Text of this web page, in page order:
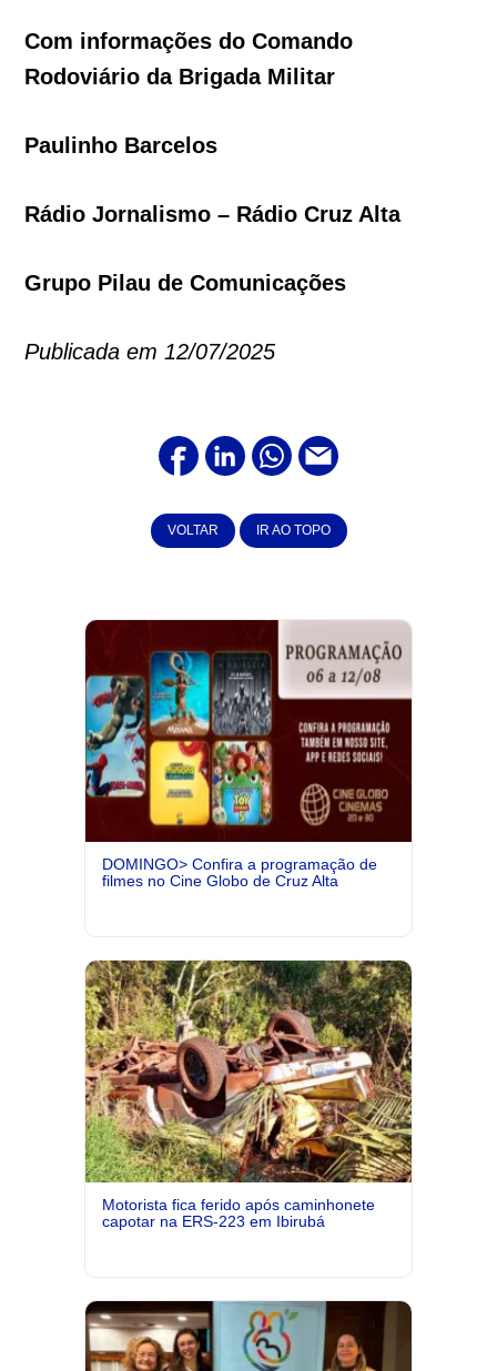
Com informações do Comando
Rodoviário da Brigada Militar
Paulinho Barcelos
Rádio Jornalismo – Rádio Cruz Alta
Grupo Pilau de Comunicações
Publicada em 12/07/2025
VOLTAR IR AO TOPO
DOMINGO> Confira a programação de
filmes no Cine Globo de Cruz Alta
Motorista fica ferido após caminhonete
capotar na ERS-223 em Ibirubá